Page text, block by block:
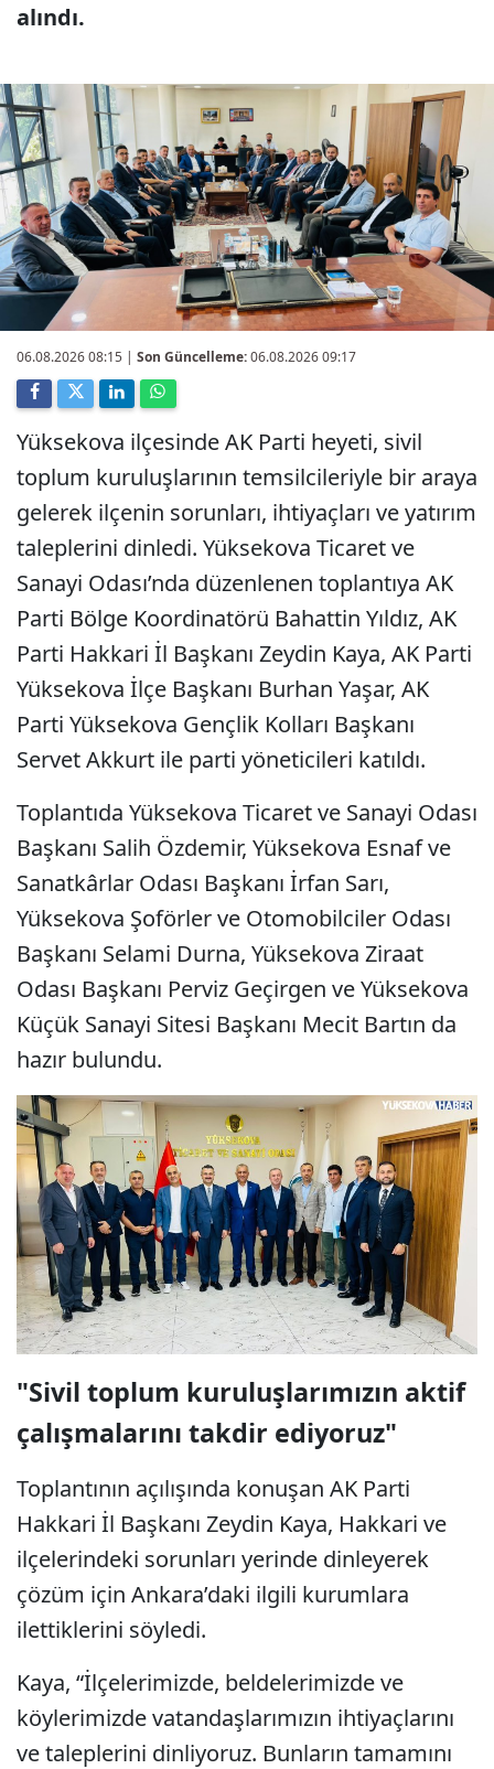
alındı.
06.08.2026 08:15 | Son Güncelleme:06.08.2026 09:17
Yüksekova ilçesinde AK Parti heyeti, sivil
toplum kuruluşlarının temsilcileriyle bir araya
gelerek ilçenin sorunları, ihtiyaçları ve yatırım
taleplerini dinledi. Yüksekova Ticaret ve
Sanayi Odası’nda düzenlenen toplantıya AK
Parti Bölge Koordinatörü Bahattin Yıldız, AK
Parti Hakkari İl Başkanı Zeydin Kaya, AK Parti
Yüksekova İlçe Başkanı Burhan Yaşar, AK
Parti Yüksekova Gençlik Kolları Başkanı
Servet Akkurt ile parti yöneticileri katıldı.
Toplantıda Yüksekova Ticaret ve Sanayi Odası
Başkanı Salih Özdemir, Yüksekova Esnaf ve
Sanatkârlar Odası Başkanı İrfan Sarı,
Yüksekova Şoförler ve Otomobilciler Odası
Başkanı Selami Durna, Yüksekova Ziraat
Odası Başkanı Perviz Geçirgen ve Yüksekova
Küçük Sanayi Sitesi Başkanı Mecit Bartın da
hazır bulundu.
"Sivil toplum kuruluşlarımızın aktif
çalışmalarını takdir ediyoruz"
Toplantının açılışında konuşan AK Parti
Hakkari İl Başkanı Zeydin Kaya, Hakkari ve
ilçelerindeki sorunları yerinde dinleyerek
çözüm için Ankara’daki ilgili kurumlara
ilettiklerini söyledi.
Kaya, “İlçelerimizde, beldelerimizde ve
köylerimizde vatandaşlarımızın ihtiyaçlarını
ve taleplerini dinliyoruz. Bunların tamamını